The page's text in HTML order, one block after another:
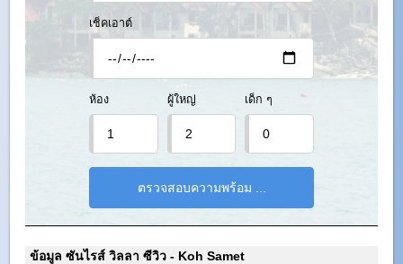
เช็คเอาต์
ห้อง ผู้ใหญ่ เด็ก ๆ
ข้อมูล ซันไรส์ วิลลา ซีวิว - Koh Samet